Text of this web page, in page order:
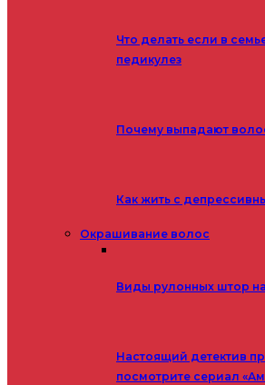
Что делать если в
педикулез
Почему выпадают
Как жить с
Окрашивание волос
Виды рулонных штор
Настоящий детектив
посмотрите сериал